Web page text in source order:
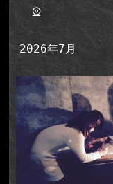
◎
2026年7月